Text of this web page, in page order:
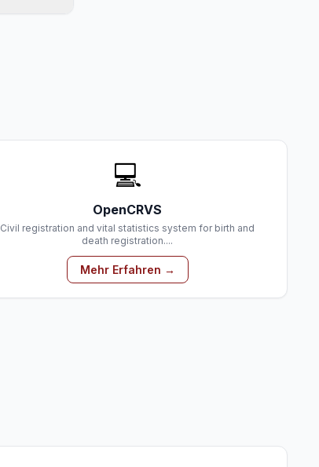
💻
OpenCRVS
Civil registration and vital statistics system for birth and
death registration....
Mehr Erfahren →